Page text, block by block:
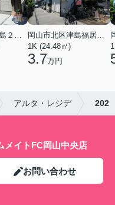
岡山市中区原尾島２丁目
岡山市北区津島福居１丁目
1K (24.48㎡)
3.7万円
アルタ・レジデ 202
イトFC岡山中央店
お問い合わせ